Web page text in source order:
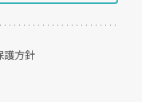
護方針